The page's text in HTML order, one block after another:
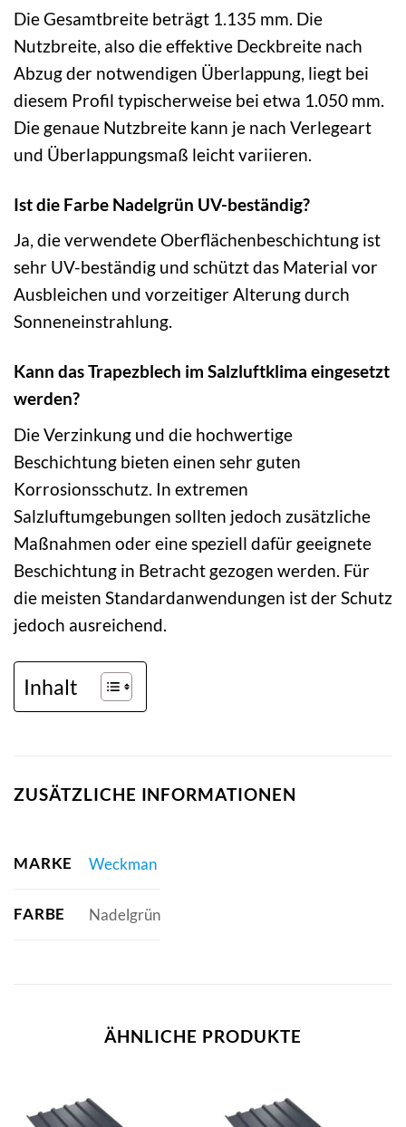
Die Gesamtbreite beträgt 1.135 mm. Die
Nutzbreite, also die effektive Deckbreite nach
Abzug der notwendigen Überlappung, liegt bei
diesem Profil typischerweise bei etwa 1.050 mm.
Die genaue Nutzbreite kann je nach Verlegeart
und Überlappungsmaß leicht variieren.
Ist die Farbe Nadelgrün UV-beständig?
Ja, die verwendete Oberflächenbeschichtung ist
sehr UV-beständig und schützt das Material vor
Ausbleichen und vorzeitiger Alterung durch
Sonneneinstrahlung.
Kann das Trapezblech im Salzluftklima eingesetzt
werden?
Die Verzinkung und die hochwertige
Beschichtung bieten einen sehr guten
Korrosionsschutz. In extremen
Salzluftumgebungen sollten jedoch zusätzliche
Maßnahmen oder eine speziell dafür geeignete
Beschichtung in Betracht gezogen werden. Für
die meisten Standardanwendungen ist der Schutz
jedoch ausreichend.
Inhalt
ZUSÄTZLICHE INFORMATIONEN
MARKE Weckman
FARBE Nadelgrün
ÄHNLICHE PRODUKTE